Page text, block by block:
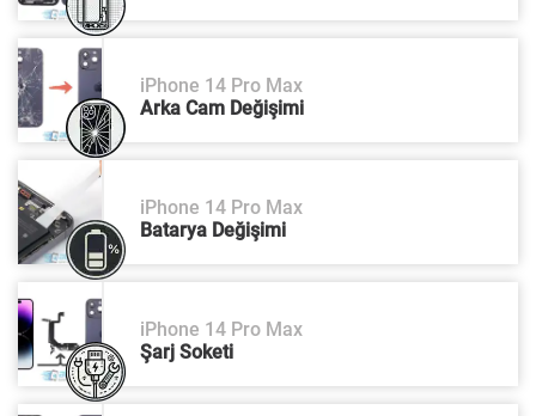
iPhone 14 Pro Max
Arka Cam Değişimi
iPhone 14 Pro Max
Batarya Değişimi
iPhone 14 Pro Max
Şarj Soketi